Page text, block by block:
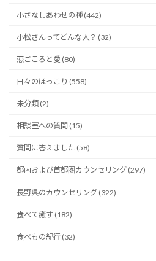
小さなしあわせの種 (442)
小松さんってどんな人？ (32)
恋ごころと愛 (80)
日々のほっこり (558)
未分類 (2)
相談室への質問 (15)
質問に答えました (58)
都内および首都圏カウンセリング (297)
長野県のカウンセリング (322)
食べて癒す (182)
食べもの紀行 (32)